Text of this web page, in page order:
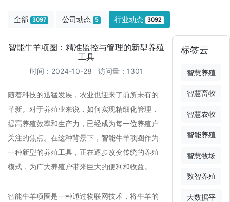
全部 3097 公司动态 5 行业动态 3092
智能牛羊项圈：精准监控与管理的新型养殖
工具
时间：2024-10-28 访问量：1301
随着科技的迅猛发展，农业也迎来了前所未有的
革新。对于养殖业来说，如何实现精细化管理，
提高养殖效率和生产力，已经成为每一位养殖户
关注的焦点。在这种背景下，智能牛羊项圈作为
一种新型的养殖工具，正在逐步改变传统的养殖
模式，为广大养殖户带来巨大的便利和收益。
智能牛羊项圈是一种通过物联网技术，将牛羊的
标签云
智慧养殖
智慧畜牧
智慧农牧
智能养殖
智慧牧场
数智养殖
大数据平